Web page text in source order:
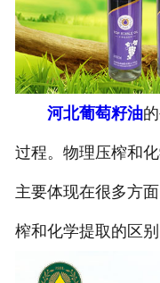
河北葡萄籽油
过程。物理压榨和
主要体现在很多方
榨和化学提取的区别